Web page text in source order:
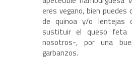
eres vegano, bien puedes
de quinoa y/o lentejas
sustituir el queso feta
nosotros-, por una
garbanzos.